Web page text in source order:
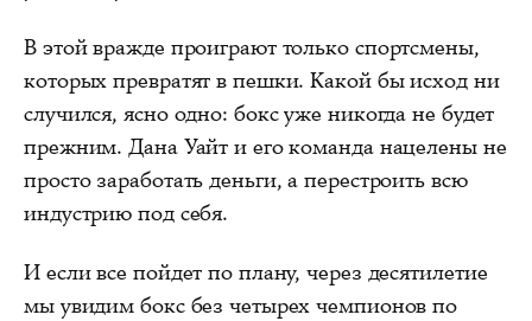
В этой вражде проиграют только спортсмены,
которых превратят в пешки. Какой бы исход ни
случился, ясно одно: бокс уже никогда не будет
прежним. Дана Уайт и его команда нацелены не
просто заработать деньги, а перестроить всю
индустрию под себя.
И если все пойдет по плану, через десятилетие
мы увидим бокс без четырех чемпионов по